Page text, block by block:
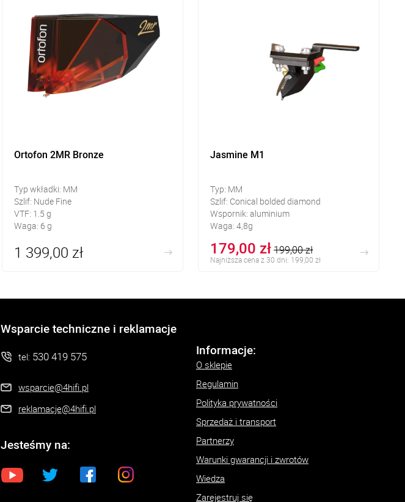
Ortofon 2MR Bronze
Typ wkładki: MM
Szlif: Nude Fine
VTF: 1.5 g
Waga: 6 g
1 399,00 zł
Jasmine M1
Typ: MM
Szlif: Conical bolded diamond
Wspornik: aluminium
Waga: 4,8g
179,00 zł199,00 zł
Najniższa cena z 30 dni: 199,00 zł
Wsparcie techniczne i reklamacje
tel: 530 419 575
wsparcie@4hifi.pl
reklamacje@4hifi.pl
Jesteśmy na:
Informacje:
O sklepie
Regulamin
Polityka prywatności
Sprzedaż i transport
Partnerzy
Warunki gwarancji i zwrotów
Wiedza
Zarejestruj się